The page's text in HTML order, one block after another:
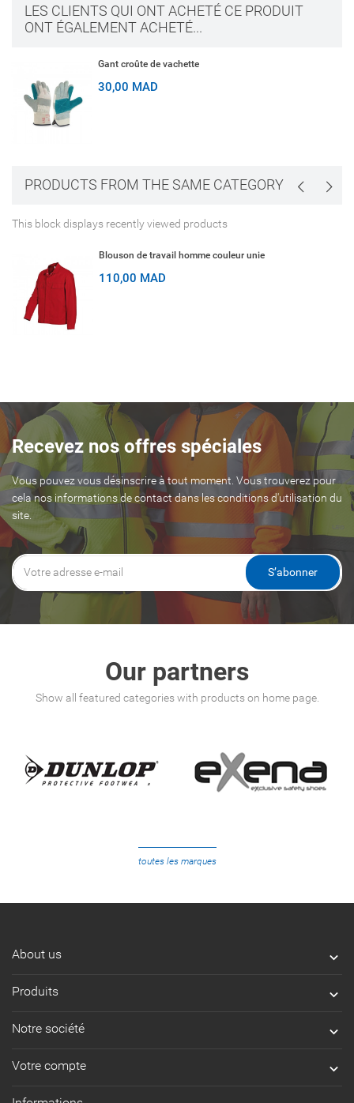
LES CLIENTS QUI ONT ACHETÉ CE PRODUIT
ONT ÉGALEMENT ACHETÉ...
Gant croûte de vachette
30,00 MAD
PRODUCTS FROM THE SAME CATEGORY
This block displays recently viewed products
Blouson de travail homme couleur unie
110,00 MAD
Recevez nos offres spéciales
Vous pouvez vous désinscrire à tout moment. Vous trouverez pour
cela nos informations de contact dans les conditions d'utilisation du
site.
S’abonner
Our partners
Show all featured categories with products on home page.
toutes les marques
About us 
Produits 
Notre société 
Votre compte 